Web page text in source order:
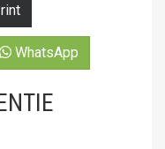
WhatsApp